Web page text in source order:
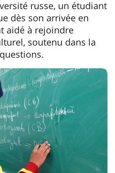
russe, un étudiant
dès son arrivée en
aidé à rejoindre
soutenu dans la